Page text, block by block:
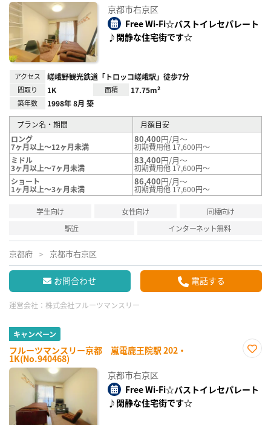
録
京都市右京区
Free Wi-Fi☆バストイレセパレート
♪閑静な住宅街です☆
アクセス 嵯峨野観光鉄道「トロッコ嵯峨駅」徒歩7分
間取り 1K 面積 17.75m²
築年数 1998年 8月 築
プラン名・期間
月額目安
ロング
7ヶ月以上～12ヶ月未満
80,400円/月～
初期費用他 17,600円～
ミドル
3ヶ月以上～7ヶ月未満
83,400円/月～
初期費用他 17,600円～
ショート
1ヶ月以上～3ヶ月未満
86,400円/月～
初期費用他 17,600円～
学生向け 女性向け
同棲向け
駅近
インターネット無料
京都府 京都市右京区
お問合わせ 電話する
運営会社： 株式会社フルーツマンスリー
キャンペーン
フルーツマンスリー京都 嵐電鹿王院駅 202・
1K(No.940468)
録
京都市右京区
Free Wi-Fi☆バストイレセパレート
♪閑静な住宅街です☆